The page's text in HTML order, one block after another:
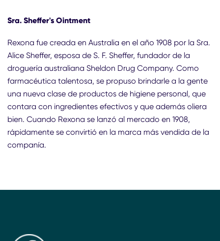
Sra. Sheffer's Ointment
Rexona fue creada en Australia en el año 1908 por la Sra.
Alice Sheffer, esposa de S. F. Sheffer, fundador de la
droguería australiana Sheldon Drug Company. Como
farmacéutica talentosa, se propuso brindarle a la gente
una nueva clase de productos de higiene personal, que
contara con ingredientes efectivos y que además oliera
bien. Cuando Rexona se lanzó al mercado en 1908,
rápidamente se convirtió en la marca más vendida de la
companía.